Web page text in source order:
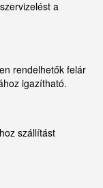
a
rendelhetők felár
igazítható.
szállítást